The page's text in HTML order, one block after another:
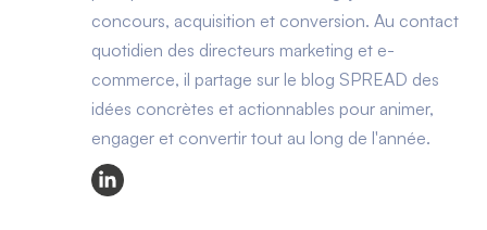
concours, acquisition et conversion. Au contact
quotidien des directeurs marketing et e-
commerce, il partage sur le blog SPREAD des
idées concrètes et actionnables pour animer,
engager et convertir tout au long de l'année.